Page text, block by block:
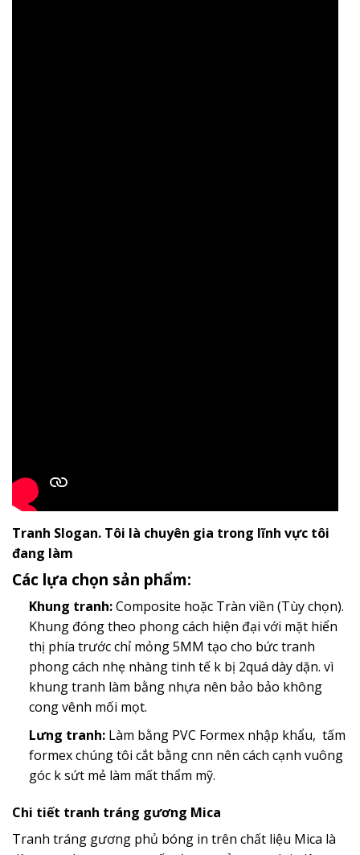
Tranh Slogan. Tôi là chuyên gia trong lĩnh vực tôi
đang làm
Các lựa chọn sản phẩm:
Khung tranh:Composite hoặc Tràn viền (Tùy chọn).
Khung đóng theo phong cách hiện đại với mặt hiển
thị phía trước chỉ mỏng 5MM tạo cho bức tranh
phong cách nhẹ nhàng tinh tế k bị 2quá dày dặn. vì
khung tranh làm bằng nhựa nên bảo bảo không
cong vênh mối mọt.
Lưng tranh:Làm bằng PVC Formex nhập khẩu, tấm
formex chúng tôi cắt bằng cnn nên cách cạnh vuông
góc k sứt mẻ làm mất thẩm mỹ.
Chi tiết tranh tráng gương Mica
Tranh tráng gương phủ bóng in trên chất liệu Mica là